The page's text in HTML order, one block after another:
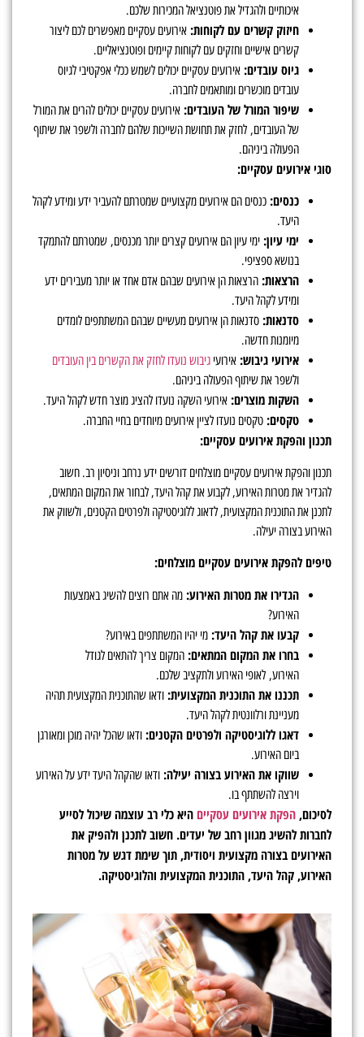
איכותיים ולהגדיל את פוטנציאל המכירות שלכם.
חיזוק קשרים עם לקוחות: אירועים עסקיים מאפשרים לכם ליצור
קשרים אישיים וחזקים עם לקוחות קיימים ופוטנציאליים.
גיוס עובדים: אירועים עסקיים יכולים לשמש ככלי אפקטיבי לגיוס
עובדים מוכשרים ומותאמים לחברה.
שיפור המורל של העובדים: אירועים עסקיים יכולים להרים את המורל
של העובדים, לחזק את תחושת השייכות שלהם לחברה ולשפר את שיתוף
הפעולה ביניהם.
סוגי אירועים עסקיים:
כנסים: כנסים הם אירועים מקצועיים שמטרתם להעביר ידע ומידע לקהל
היעד.
ימי עיון: ימי עיון הם אירועים קצרים יותר מכנסים, שמטרתם להתמקד
בנושא ספציפי.
הרצאות: הרצאות הן אירועים שבהם אדם אחד או יותר מעבירים ידע
ומידע לקהל היעד.
סדנאות: סדנאות הן אירועים מעשיים שבהם המשתתפים לומדים
מיומנות חדשה.
אירועי גיבוש: אירועי גיבוש נועדו לחזק את הקשרים בין העובדים
ולשפר את שיתוף הפעולה ביניהם.
השקות מוצרים: אירועי השקה נועדו להציג מוצר חדש לקהל היעד.
טקסים: טקסים נועדו לציין אירועים מיוחדים בחיי החברה.
תכנון והפקת אירועים עסקיים:
תכנון והפקת אירועים עסקיים מוצלחים דורשים ידע נרחב וניסיון רב. חשוב
להגדיר את מטרות האירוע, לקבוע את קהל היעד, לבחור את המקום המתאים,
לתכנן את התוכנית המקצועית, לדאוג ללוגיסטיקה ולפרטים הקטנים, ולשווק את
האירוע בצורה יעילה.
טיפים להפקת אירועים עסקיים מוצלחים:
הגדירו את מטרות האירוע: מה אתם רוצים להשיג באמצעות
האירוע?
קבעו את קהל היעד: מי יהיו המשתתפים באירוע?
בחרו את המקום המתאים: המקום צריך להתאים לגודל
האירוע, לאופי האירוע ולתקציב שלכם.
תכננו את התוכנית המקצועית: ודאו שהתוכנית המקצועית תהיה
מעניינת ורלוונטית לקהל היעד.
דאגו ללוגיסטיקה ולפרטים הקטנים: ודאו שהכל יהיה מוכן ומאורגן
ביום האירוע.
שווקו את האירוע בצורה יעילה: ודאו שהקהל היעד ידע על האירוע
וירצה להשתתף בו.
לסיכום, הפקת אירועים עסקיים היא כלי רב עוצמה שיכול לסייע
לחברות להשיג מגוון רחב של יעדים. חשוב לתכנן ולהפיק את
האירועים בצורה מקצועית ויסודית, תוך שימת דגש על מטרות
האירוע, קהל היעד, התוכנית המקצועית והלוגיסטיקה.